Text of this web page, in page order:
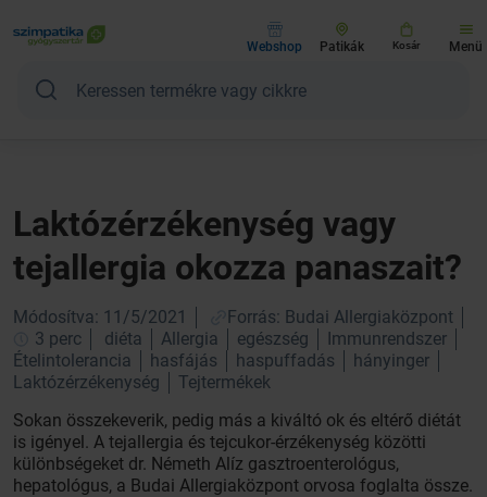
Webshop Patikák Kosár Menü
Laktózérzékenység vagy
tejallergia okozza panaszait?
Módosítva: 11/5/2021
Forrás: Budai Allergiaközpont
3 perc
diéta Allergia egészség
Immunrendszer
Ételintolerancia
hasfájás haspuffadás
hányinger
Laktózérzékenység
Tejtermékek
Sokan összekeverik, pedig más a kiváltó ok és eltérő diétát
is igényel. A tejallergia és tejcukor-érzékenység közötti
különbségeket dr. Németh Alíz gasztroenterológus,
hepatológus, a Budai Allergiaközpont orvosa foglalta össze.